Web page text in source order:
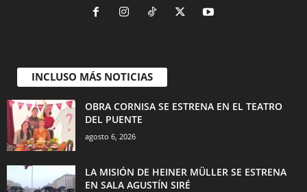
INCLUSO MÁS NOTICIAS
OBRA CORNISA SE ESTRENA EN EL TEATRO
DEL PUENTE
agosto 6, 2026
LA MISIÓN DE HEINER MÜLLER SE ESTRENA
EN SALA AGUSTÍN SIRÉ